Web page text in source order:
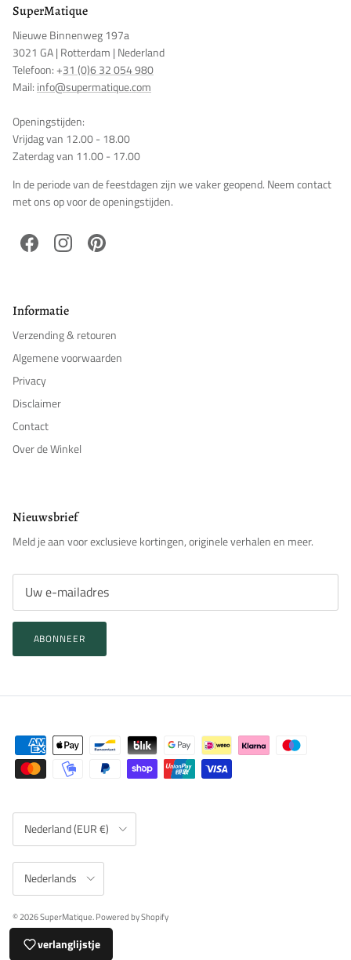
SuperMatique
Nieuwe Binnenweg 197a
3021 GA | Rotterdam | Nederland
Telefoon: +31 (0)6 32 054 980
Mail: info@supermatique.com
Openingstijden:
Vrijdag van 12.00 - 18.00
Zaterdag van 11.00 - 17.00
In de periode van de feestdagen zijn we vaker geopend. Neem contact
met ons op voor de openingstijden.
FacebookInstagramPinterest
Informatie
Verzending & retouren
Algemene voorwaarden
Privacy
Disclaimer
Contact
Over de Winkel
Nieuwsbrief
Meld je aan voor exclusieve kortingen, originele verhalen en meer.
ABONNEER
Land/Regio
Nederland (EUR €)
Taal
Nederlands
© 2026SuperMatique.Powered by Shopify
verlanglijstje